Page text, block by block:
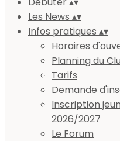
Les News ▴▾
Infos pratiques ▴▾
Horaires
Planning du
Tarifs
Demande
Inscription
2026/2027
Le Forum